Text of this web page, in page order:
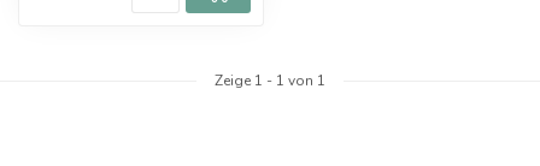
Zeige 1 - 1 von 1